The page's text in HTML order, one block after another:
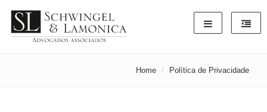
Home Política de Privacidade